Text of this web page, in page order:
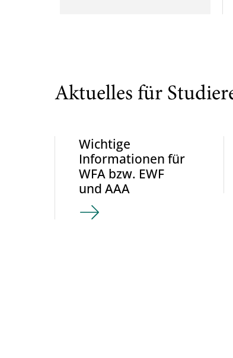
Aktuelles für
Wichtige
Informationen für
WFA bzw. EWF
und AAA